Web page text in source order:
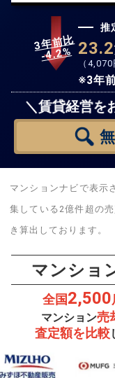
3年前比
-4.2%
推
23.2
（ 4,070
※3年
＼賃貸経営を
無
マンションナビで表示
集している2億件超の
き算出しております。
マンショ
全国2,500
マンション売
査定額を比較